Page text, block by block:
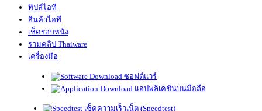
ทิปส์ไอที
สินค้าไอที
เช็ครอบหนัง
รวมคลิป Thaiware
เครื่องมือ
ซอฟต์แวร์
แอปพลิเคชันบนมือถือ
เช็คความเร็วเน็ต (Speedtest)